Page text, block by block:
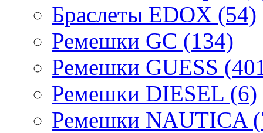
Браслеты EDOX (54)
Ремешки GC (134)
Ремешки GUESS
Ремешки DIESEL (6)
Ремешки NAUTICA